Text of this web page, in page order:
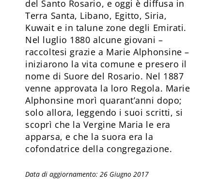
del Santo Rosario, e oggi è diffusa in
Terra Santa, Libano, Egitto, Siria,
Kuwait e in talune zone degli Emirati.
Nel luglio 1880 alcune giovani –
raccoltesi grazie a Marie Alphonsine –
iniziarono la vita comune e presero il
nome di Suore del Rosario. Nel 1887
venne approvata la loro Regola. Marie
Alphonsine morì quarant’anni dopo;
solo allora, leggendo i suoi scritti, si
scoprì che la Vergine Maria le era
apparsa, e che la suora era la
cofondatrice della congregazione.
Data di aggiornamento: 26 Giugno 2017